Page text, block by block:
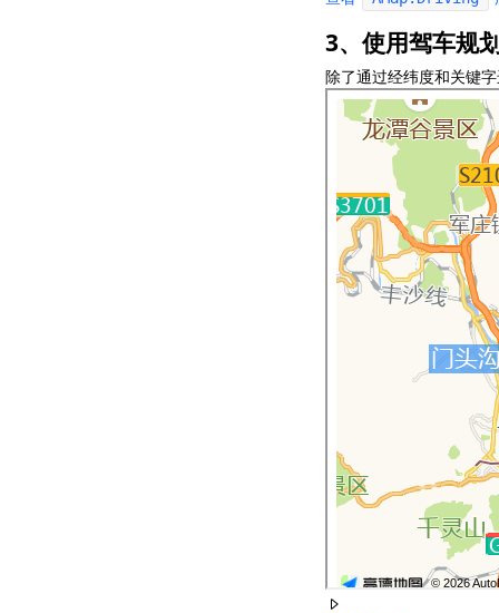
3、使用驾车规
除了通过经纬度和关键